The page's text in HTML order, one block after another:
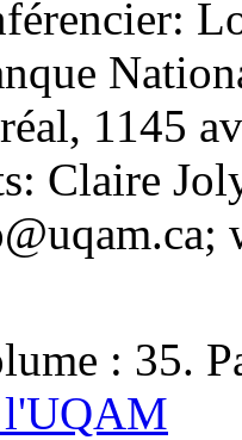
1145
Claire
: 35.
l'UQAM